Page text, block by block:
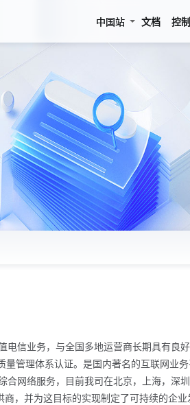
中国站 文档 控
信业务，与全国多地运营商长期具有良
管理体系认证。是国内著名的互联网业
网络服务，目前我司在北京，上海，深
，并为这目标的实现制定了可持续的企